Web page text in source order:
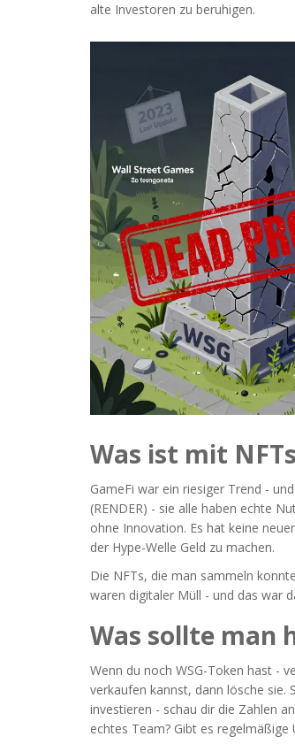
alte Investoren zu beruhigen.
Was ist mit
GameFi war ein riesiger Trend -
(RENDER) - sie alle haben echte
ohne Innovation. Es hat keine
der Hype-Welle Geld zu machen.
Die NFTs, die man sammeln
waren digitaler Müll - und das war
Was sollte man
Wenn du noch WSG-Token hast -
verkaufen kannst, dann lösche sie.
investieren - schau dir die Zahlen
echtes Team? Gibt es